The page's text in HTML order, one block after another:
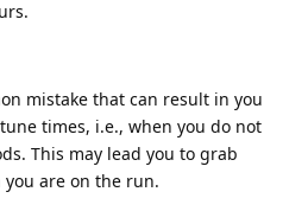
mistake that can result in you
times, i.e., when you do not
This may lead you to grab
you are on the run.